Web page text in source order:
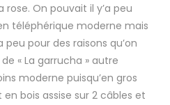
On pouvait il y’a peu
téléphérique moderne mais
pour des raisons qu’on
« La garrucha » autre
moderne puisqu’en gros
bois assise sur 2 câbles et